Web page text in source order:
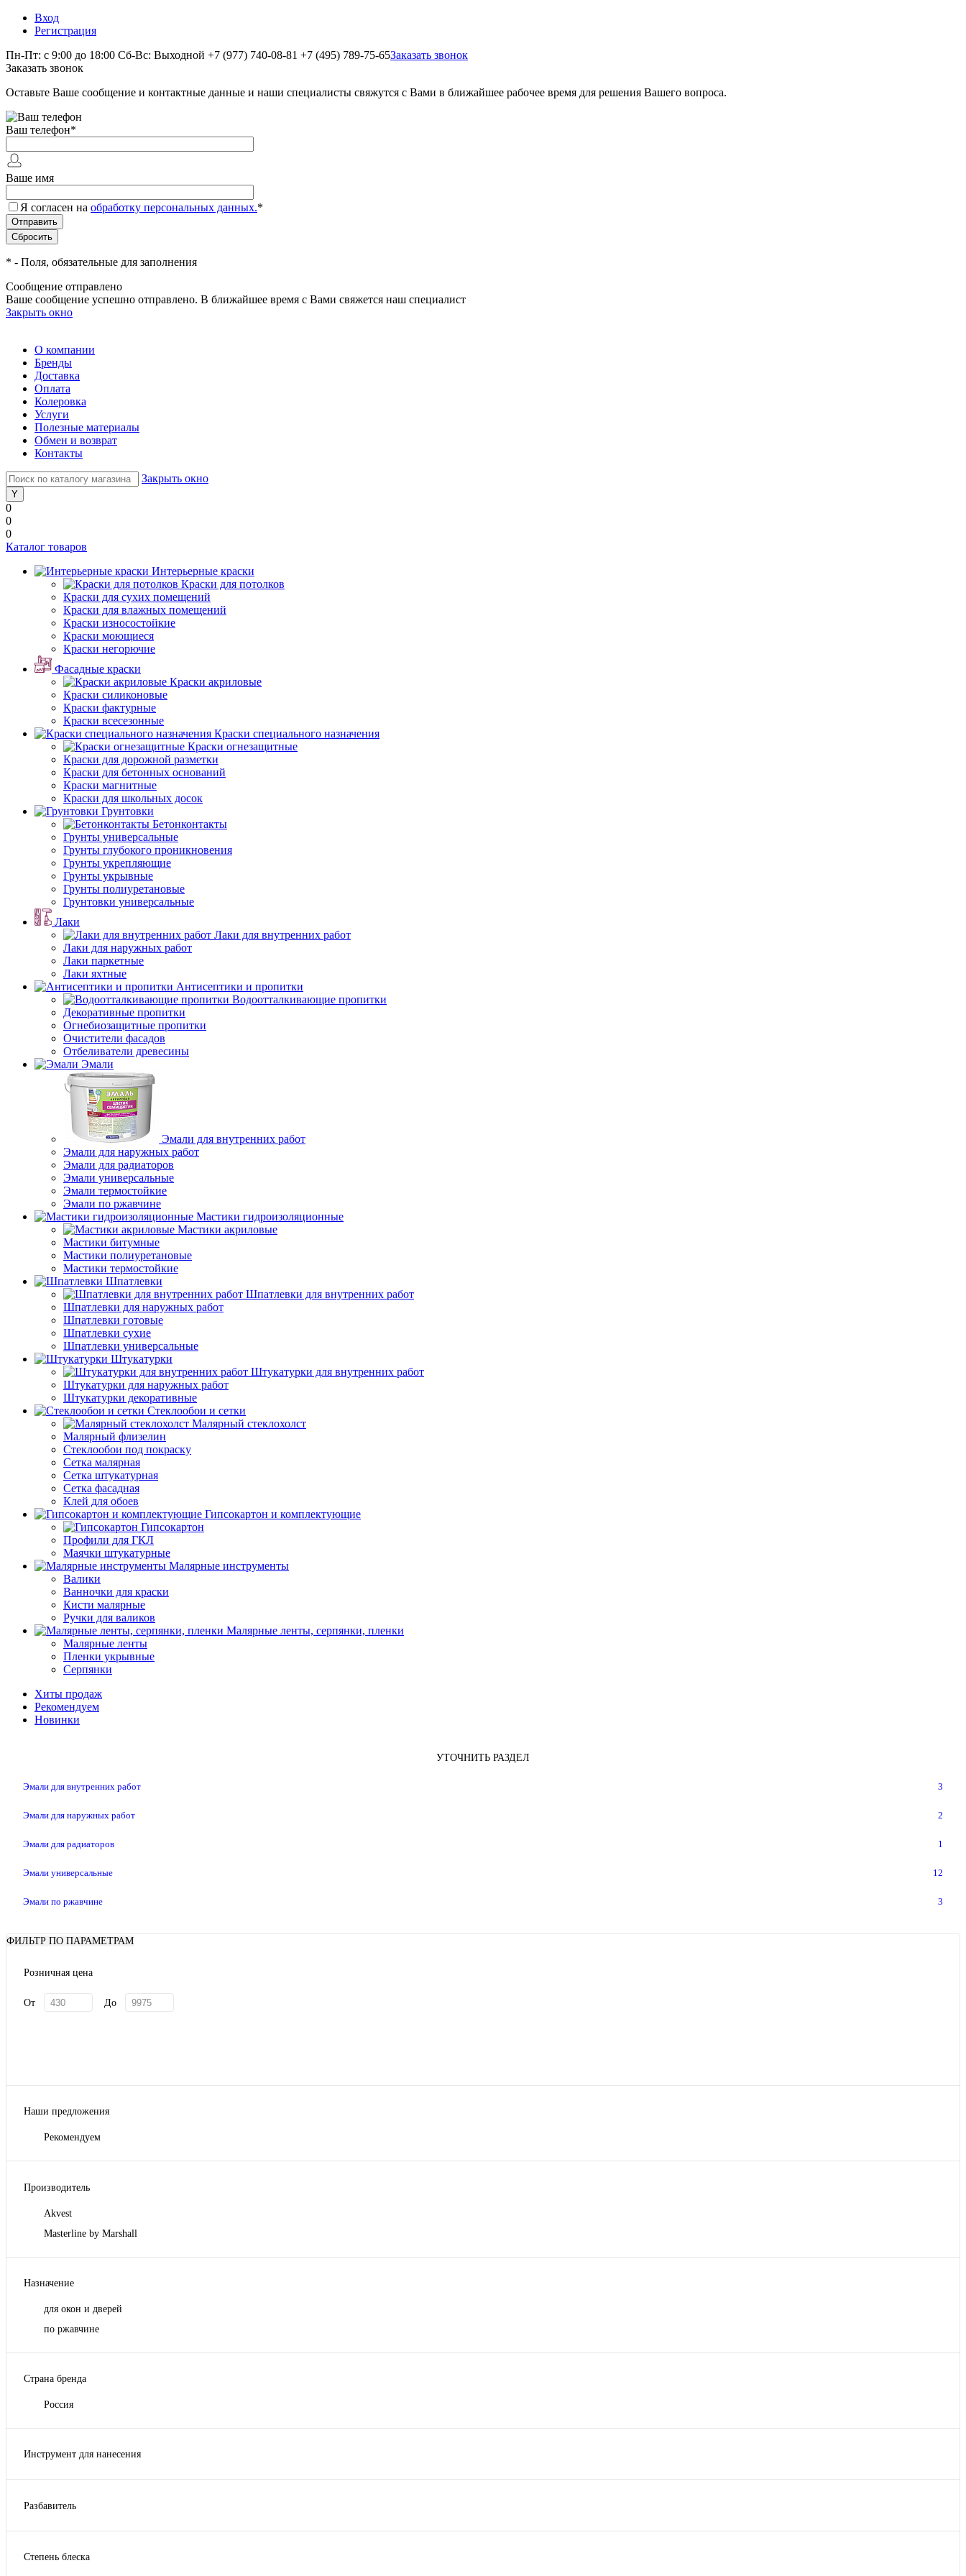
Вход
Регистрация
Пн-Пт: с 9:00 до 18:00 Сб-Вс: Выходной +7 (977) 740-08-81 +7 (495) 789-75-65Заказать звонок
Заказать звонок
Оставьте Ваше сообщение и контактные данные и наши специалисты свяжутся с Вами в ближайшее рабочее время для решения Вашего вопроса.
Ваш телефон*
Ваше имя
Я согласен на обработку персональных данных.*
* - Поля, обязательные для заполнения
Сообщение отправлено
Ваше сообщение успешно отправлено. В ближайшее время с Вами свяжется наш специалист
Закрыть окно
О компании
Бренды
Доставка
Оплата
Колеровка
Услуги
Полезные материалы
Обмен и возврат
Контакты
Закрыть окно
0
0
0
Каталог товаров
Интерьерные краски
Краски для потолков
Краски для сухих помещений
Краски для влажных помещений
Краски износостойкие
Краски моющиеся
Краски негорючие
Фасадные краски
Краски акриловые
Краски силиконовые
Краски фактурные
Краски всесезонные
Краски специального назначения
Краски огнезащитные
Краски для дорожной разметки
Краски для бетонных оснований
Краски магнитные
Краски для школьных досок
Грунтовки
Бетонконтакты
Грунты универсальные
Грунты глубокого проникновения
Грунты укрепляющие
Грунты укрывные
Грунты полиуретановые
Грунтовки универсальные
Лаки
Лаки для внутренних работ
Лаки для наружных работ
Лаки паркетные
Лаки яхтные
Антисептики и пропитки
Водоотталкивающие пропитки
Декоративные пропитки
Огнебиозащитные пропитки
Очистители фасадов
Отбеливатели древесины
Эмали
Эмали для внутренних работ
Эмали для наружных работ
Эмали для радиаторов
Эмали универсальные
Эмали термостойкие
Эмали по ржавчине
Мастики гидроизоляционные
Мастики акриловые
Мастики битумные
Мастики полиуретановые
Мастики термостойкие
Шпатлевки
Шпатлевки для внутренних работ
Шпатлевки для наружных работ
Шпатлевки готовые
Шпатлевки сухие
Шпатлевки универсальные
Штукатурки
Штукатурки для внутренних работ
Штукатурки для наружных работ
Штукатурки декоративные
Стеклообои и сетки
Малярный стеклохолст
Малярный флизелин
Стеклообои под покраску
Сетка малярная
Сетка штукатурная
Сетка фасадная
Клей для обоев
Гипсокартон и комплектующие
Гипсокартон
Профили для ГКЛ
Маячки штукатурные
Малярные инструменты
Валики
Ванночки для краски
Кисти малярные
Ручки для валиков
Малярные ленты, серпянки, пленки
Малярные ленты
Пленки укрывные
Серпянки
Хиты продаж
Рекомендуем
Новинки
УТОЧНИТЬ РАЗДЕЛ
Эмали для внутренних работ 3
Эмали для наружных работ 2
Эмали для радиаторов 1
Эмали универсальные 12
Эмали по ржавчине 3
ФИЛЬТР ПО ПАРАМЕТРАМ
Розничная цена
От До
Наши предложения
Рекомендуем
Производитель
Akvest
Masterline by Marshall
Назначение
для окон и дверей
по ржавчине
Страна бренда
Россия
Инструмент для нанесения
Разбавитель
Степень блеска